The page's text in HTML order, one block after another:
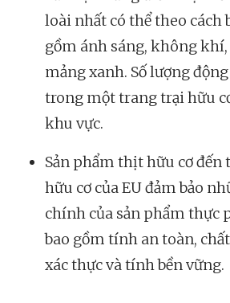
loài nhất có thể theo cách
gồm ánh sáng, không
mảng xanh. Số lượng
trong một trang trại hữu
khu vực.
Sản phẩm thịt hữu cơ đến
hữu cơ của EU đảm bảo
chính của sản phẩm thực
bao gồm tính an toàn,
xác thực và tính bền vững.